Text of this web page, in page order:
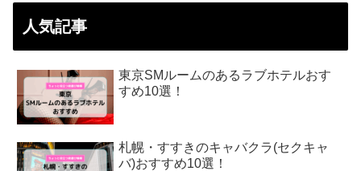
人気記事
東京SMルームのあるラブホテルおす
すめ10選！
札幌・すすきのキャバクラ(セクキャ
バ)おすすめ10選！